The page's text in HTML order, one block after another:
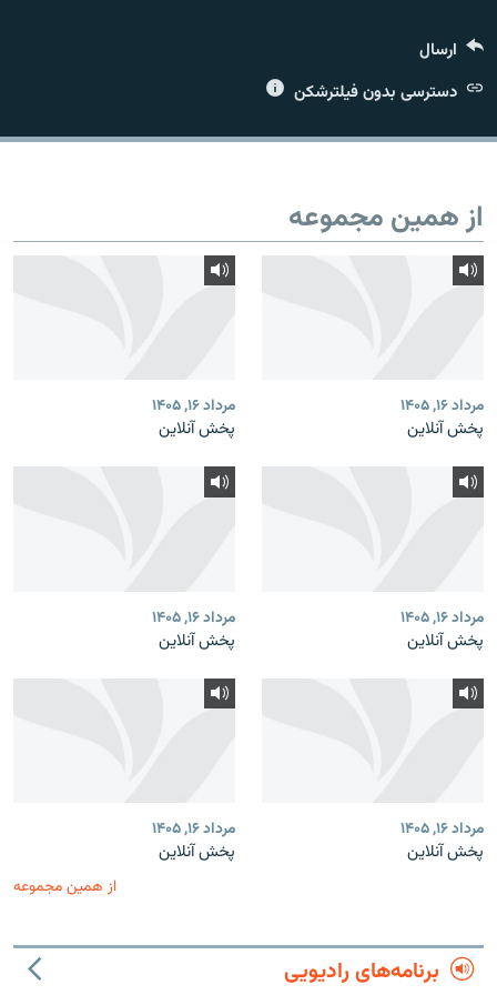
زبان‌های دیگر
ارسال
دسترسی بدون فیلترشکن
از همین مجموعه
مرداد ۱۶, ۱۴۰۵
پخش آنلاین
مرداد ۱۶, ۱۴۰۵
پخش آنلاین
مرداد ۱۶, ۱۴۰۵
پخش آنلاین
مرداد ۱۶, ۱۴۰۵
پخش آنلاین
مرداد ۱۶, ۱۴۰۵
پخش آنلاین
مرداد ۱۶, ۱۴۰۵
پخش آنلاین
از همین مجموعه
برنامه‌های رادیویی